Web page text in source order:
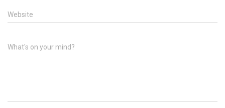
Website
What's on your mind?